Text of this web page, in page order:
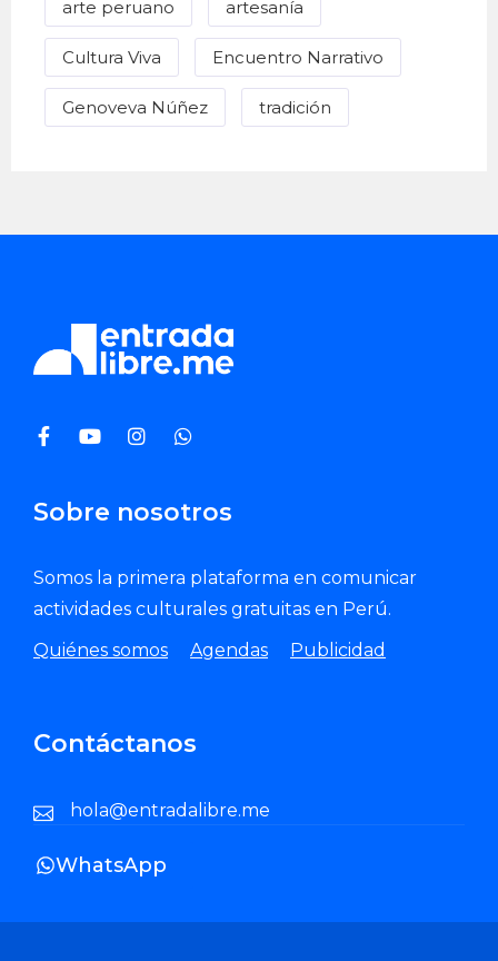
arte peruano artesanía
Cultura Viva Encuentro Narrativo
Genoveva Núñez tradición
Sobre nosotros
Somos la primera plataforma en comunicar
actividades culturales gratuitas en Perú.
Quiénes somos
Agendas Publicidad
Contáctanos
hola@entradalibre.me
WhatsApp